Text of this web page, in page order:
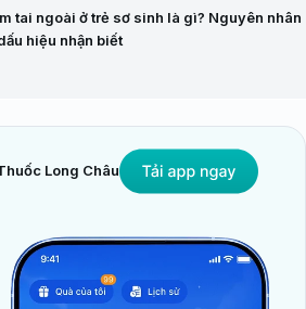
tai ngoài ở trẻ sơ sinh là gì? Nguyên nhân
hiệu nhận biết
Long Châu